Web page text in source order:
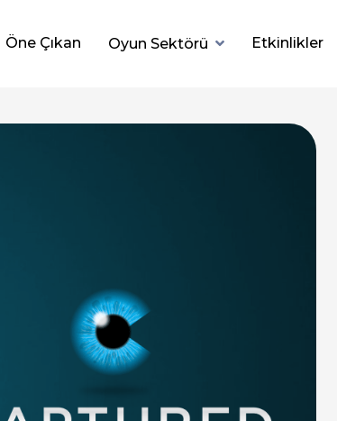
Öne Çıkan Oyun Sektörü Etkinlikler